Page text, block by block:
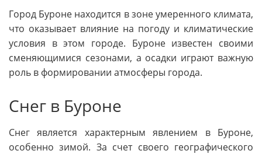
Город Буроне находится в зоне умеренного климата,
что оказывает влияние на погоду и климатические
условия в этом городе. Буроне известен своими
сменяющимися сезонами, а осадки играют важную
роль в формировании атмосферы города.
Снег в Буроне
Снег является характерным явлением в Буроне,
особенно зимой. За счет своего географического